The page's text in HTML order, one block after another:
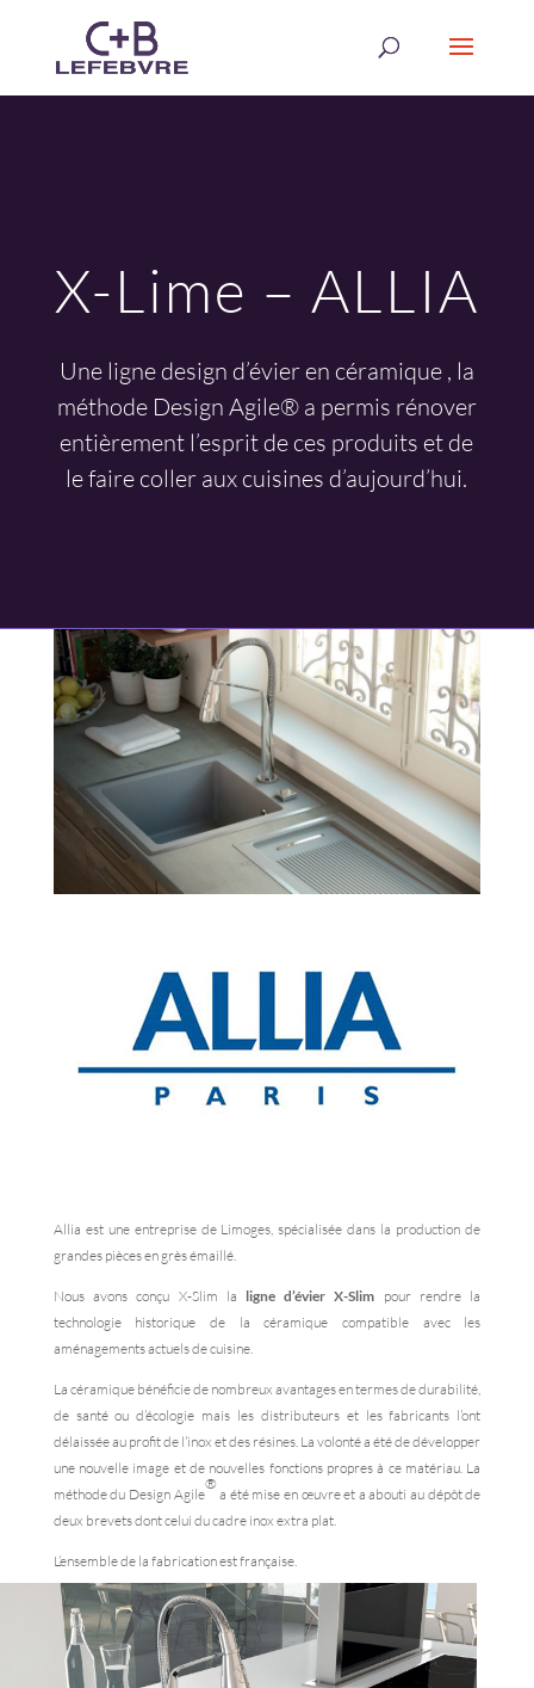
X-Lime – ALLIA
Une ligne design d’évier en céramique , la
méthode Design Agile® a permis rénover
entièrement l’esprit de ces produits et de
le faire coller aux cuisines d’aujourd’hui.
Allia est une entreprise de Limoges, spécialisée dans la production de
grandes pièces en grès émaillé.
Nous avons conçu X-Slim la ligne d’évier X-Slim pour rendre la
technologie historique de la céramique compatible avec les
aménagements actuels de cuisine.
La céramique bénéficie de nombreux avantages en termes de durabilité,
de santé ou d’écologie mais les distributeurs et les fabricants l’ont
délaissée au profit de l’inox et des résines. La volonté a été de développer
une nouvelle image et de nouvelles fonctions propres à ce matériau. La
méthode du Design Agile
®
a été mise en œuvre et a abouti au dépôt de
deux brevets dont celui du cadre inox extra plat.
L’ensemble de la fabrication est française.